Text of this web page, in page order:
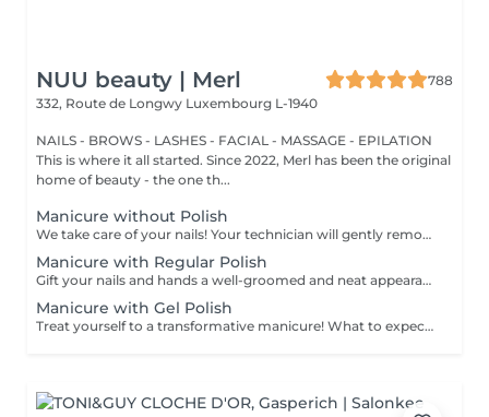
NUU beauty | Merl
788
332, Route de Longwy Luxembourg L-1940
NAILS - BROWS - LASHES - FACIAL - MASSAGE - EPILATION
This is where it all started. Since 2022, Merl has been the original
home of beauty - the one th...
Manicure without Polish
We take care of your nails! Your technician will gently remove dead skin cells, shape and file your nails, and buff the outer surface for a smooth, natural finish. Our masters offer edged, hardware, or combined manicures, depending on your preferences. How is a manicure without polish done? - rough skin is gently removed - the shape of the nail plate is delicately corrected - the cuticle and side ridges are carefully tidied up - cuticle oil and hand cream are applied to nourish and hydrate Age restrictions: recommended from 14 years and up. Post procedure recommendations: no special post-care needed for this treatment. Frequency: once every 3 weeks.
Manicure with Regular Polish
Gift your nails and hands a well-groomed and neat appearance! Your technician will effectively remove dead skin cells, shape and file nails, and buff the outer surface. A regular nail polish is applied at the end of this treatment. Our masters do edged, hardware, or combined manicure. How is manicure with simple nail polish done? - rough skin is removed - the shape of the nail plate is corrected - the cuticle and side ridges are corrected - nail polish is applied - cuticle oil and hand cream are applied Age restrictions: recommended to do from 14 years. Post procedure recommendations: there are no post recommendations for this procedure. Frequency: once in 3 weeks.
Manicure with Gel Polish
Treat yourself to a transformative manicure! What to expect: - old polish is removed as a bonus - rough skin is removed - nails are shaped - cuticles and side ridges are polished - reinforcement is performed if chosen - semi-permanent polish is applied - cuticle oil and hand cream are applied Age: 16+ Frequency: every 3 weeks for best results. *Removal of old semi-permanent polish is included with the manicure. If you want a separate removal appointment, we charge €20 for the careful process that protects your nails. For the manicure, we leave a thin layer of old polish under the new layer to enhance the durability of the semi-permanent polish. *Please note that if semipermanent nail polish without manicure is chosen, rough skin, cuticle and side ridges won't be removed.